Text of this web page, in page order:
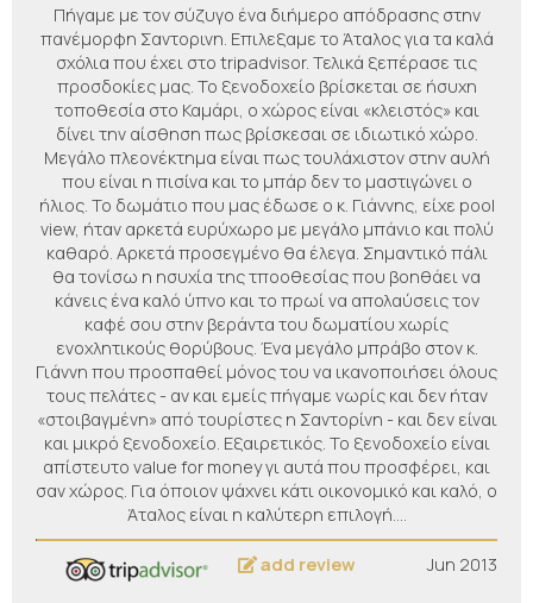
Πήγαμε με τον σύζυγο ένα διήμερο απόδρασης στην
πανέμορφη Σαντορινη. Επιλεξαμε το Άταλος για τα καλά
σχόλια που έχει στο tripadvisor. Τελικά ξεπέρασε τις
προσδοκίες μας. Το ξενοδοχείο βρίσκεται σε ήσυχη
τοποθεσία στο Καμάρι, ο χώρος είναι «κλειστός» και
δίνει την αίσθηση πως βρίσκεσαι σε ιδιωτικό χώρο.
Μεγάλο πλεονέκτημα είναι πως τουλάχιστον στην αυλή
που είναι η πισίνα και το μπάρ δεν το μαστιγώνει ο
ήλιος. Το δωμάτιο που μας έδωσε ο κ. Γιάννης, είχε pool
view, ήταν αρκετά ευρύχωρο με μεγάλο μπάνιο και πολύ
καθαρό. Αρκετά προσεγμένο θα έλεγα. Σημαντικό πάλι
θα τονίσω η ησυχία της τποοθεσίας που βοηθάει να
κάνεις ένα καλό ύπνο και το πρωί να απολαύσεις τον
καφέ σου στην βεράντα του δωματίου χωρίς
ενοχλητικούς θορύβους. Ένα μεγάλο μπράβο στον κ.
Γιάννη που προσπαθεί μόνος του να ικανοποιήσει όλους
τους πελάτες - αν και εμείς πήγαμε νωρίς και δεν ήταν
«στοιβαγμένη» από τουρίστες η Σαντορίνη - και δεν είναι
και μικρό ξενοδοχείο. Εξαιρετικός. Το ξενοδοχείο είναι
απίστευτο value for money γι αυτά που προσφέρει, και
σαν χώρος. Για όποιον ψάχνει κάτι οικονομικό και καλό, ο
Άταλος είναι η καλύτερη επιλογή.…
add review Jun 2013